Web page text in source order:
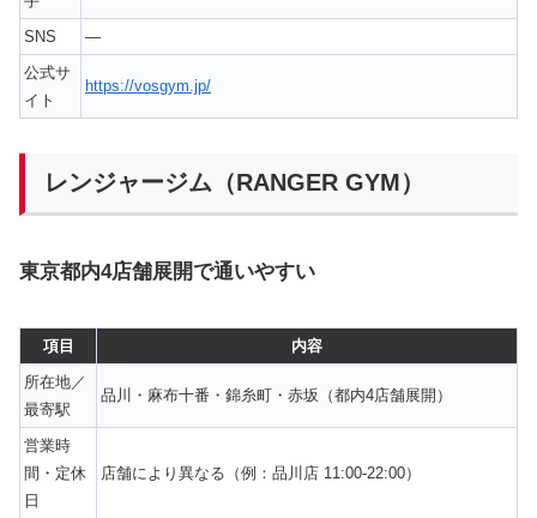
SNS
—
公式サ
イト
https://vosgym.jp/
レンジャージム（RANGER GYM）
東京都内4店舗展開で通いやすい
項目
内容
所在地／
最寄駅
品川・麻布十番・錦糸町・赤坂（都内4店舗展開）
営業時
間・定休
日
店舗により異なる（例：品川店 11:00-22:00）